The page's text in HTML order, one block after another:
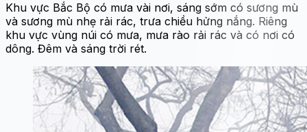
Khu vực Bắc Bộ có mưa vài nơi, sáng sớm có sương mù
và sương mù nhẹ rải rác, trưa chiều hửng nắng. Riêng
khu vực vùng núi có mưa, mưa rào rải rác và có nơi có
dông. Đêm và sáng trời rét.